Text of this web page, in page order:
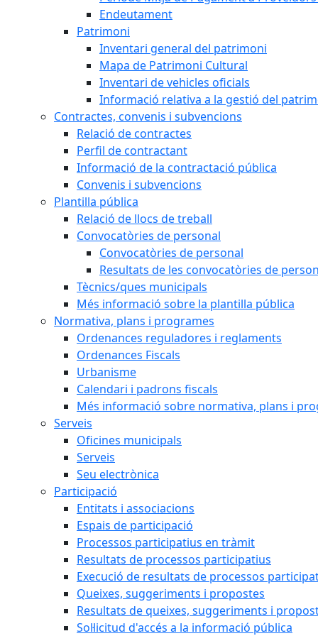
Endeutament
Patrimoni
Inventari general del patrimoni
Mapa de Patrimoni Cultural
Inventari de vehicles oficials
Informació relativa a la gestió del
Contractes, convenis i subvencions
Relació de contractes
Perfil de contractant
Informació de la contractació pública
Convenis i subvencions
Plantilla pública
Relació de llocs de treball
Convocatòries de personal
Convocatòries de personal
Resultats de les convocatòries de
Tècnics/ques municipals
Més informació sobre la plantilla pública
Normativa, plans i programes
Ordenances reguladores i reglaments
Ordenances Fiscals
Urbanisme
Calendari i padrons fiscals
Més informació sobre normativa, plans i
Serveis
Oficines municipals
Serveis
Seu electrònica
Participació
Entitats i associacions
Espais de participació
Processos participatius en tràmit
Resultats de processos participatius
Execució de resultats de processos
Queixes, suggeriments i propostes
Resultats de queixes, suggeriments i
Sol·licitud d'accés a la informació pública